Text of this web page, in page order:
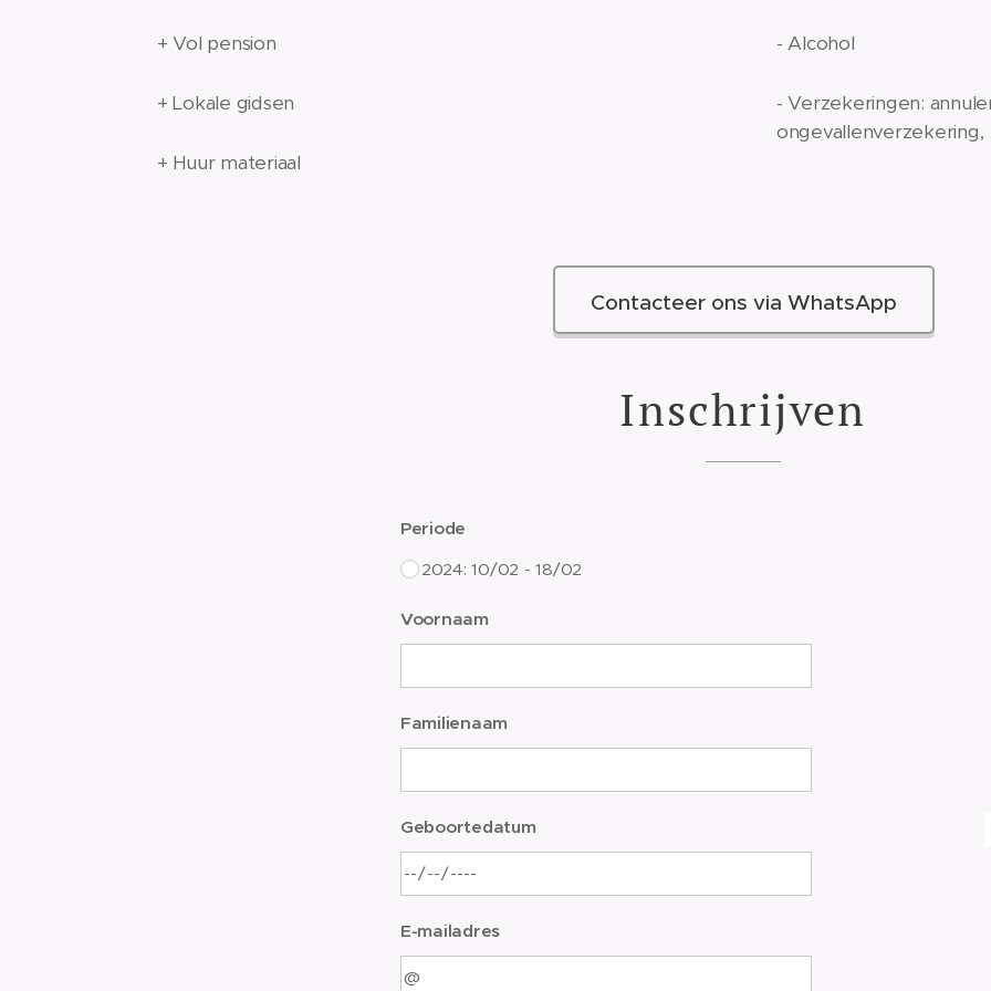
+ Vol pension
+ Lokale gidsen
+ Huur materiaal
- Alcohol
- Verzekeringen:
ongevallenverzekering,
Contacteer ons via WhatsApp
Inschrijven
Periode
2024: 10/02 - 18/02
Voornaam
Familienaam
Geboortedatum
E-mailadres